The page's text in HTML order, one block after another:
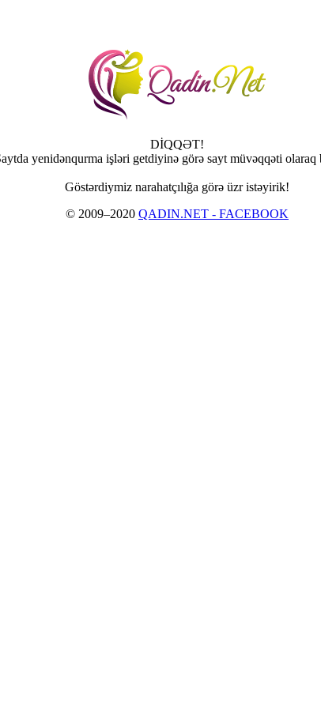
DİQQƏT!
yenidənqurma işləri getdiyinə görə sayt müvəqqəti olaraq
Göstərdiymiz narahatçılığa görə üzr istəyirik!
© 2009–2020 QADIN.NET - FACEBOOK